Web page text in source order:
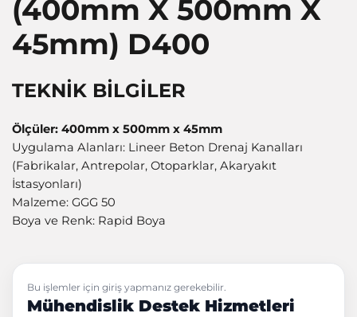
(400mm X 500mm X
45mm) D400
TEKNİK BİLGİLER
Ölçüler: 400mm x 500mm x 45mm
Uygulama Alanları: Lineer Beton Drenaj Kanalları
(Fabrikalar, Antrepolar, Otoparklar, Akaryakıt
İstasyonları)
Malzeme: GGG 50
Boya ve Renk: Rapid Boya
Bu işlemler için giriş yapmanız gerekebilir.
Mühendislik Destek Hizmetleri